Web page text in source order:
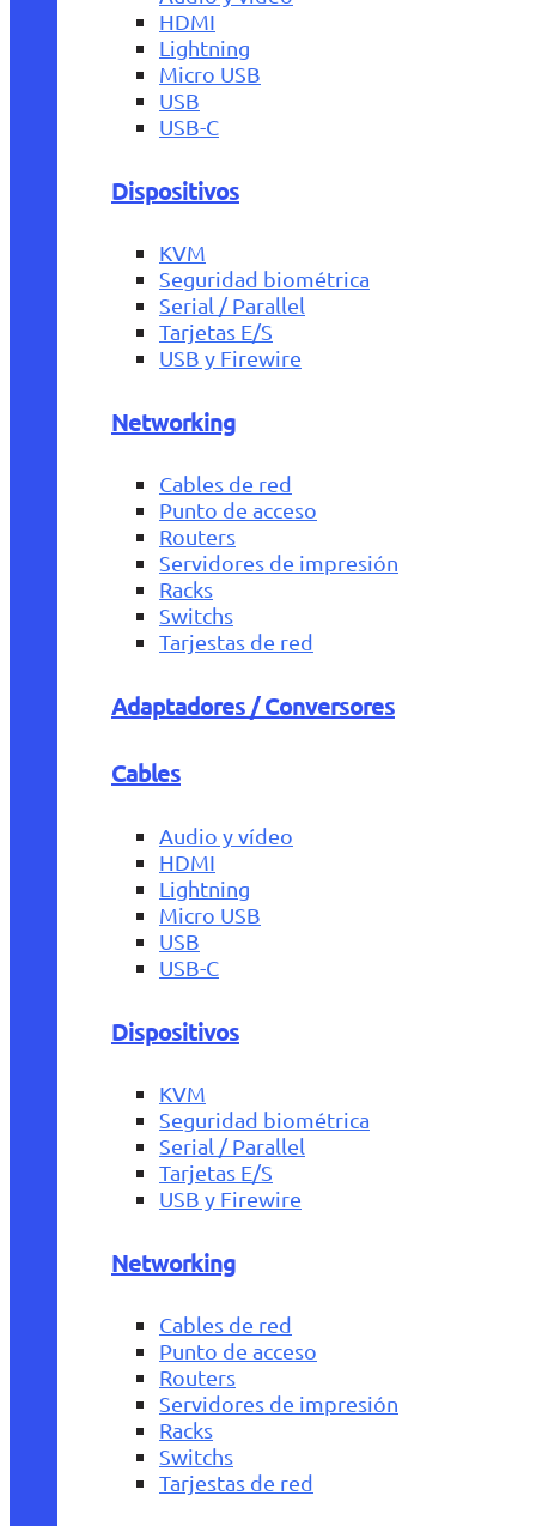
HDMI
Lightning
Micro USB
USB
USB-C
Dispositivos
KVM
Seguridad biométrica
Serial / Parallel
Tarjetas E/S
USB y Firewire
Networking
Cables de red
Punto de acceso
Routers
Servidores de impresión
Racks
Switchs
Tarjestas de red
Adaptadores / Conversores
Cables
Audio y vídeo
HDMI
Lightning
Micro USB
USB
USB-C
Dispositivos
KVM
Seguridad biométrica
Serial / Parallel
Tarjetas E/S
USB y Firewire
Networking
Cables de red
Punto de acceso
Routers
Servidores de impresión
Racks
Switchs
Tarjestas de red